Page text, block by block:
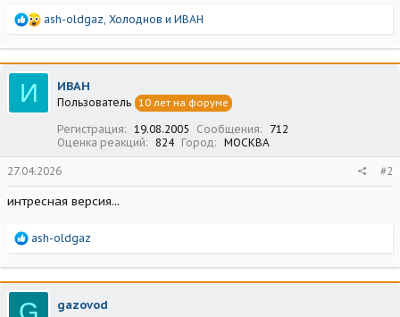
Р
а
к
ц
ash-oldgaz, Холоднов и ИВАН
И ИВАН
Пользователь 10 лет на форуме
Регистрация 19.08.2005 Сообщения
712
Оценка реакций
824 Город МОСКВА
27.04.2026 #2
интресная версия...
Р
а
к
ц
и
ash-oldgaz
G gazovod